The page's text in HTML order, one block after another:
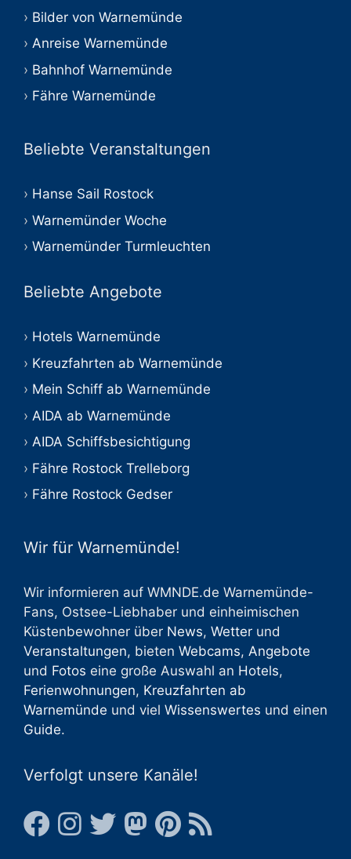
Bilder von Warnemünde
Anreise Warnemünde
Bahnhof Warnemünde
Fähre Warnemünde
Beliebte Veranstaltungen
Hanse Sail Rostock
Warnemünder Woche
Warnemünder Turmleuchten
Beliebte Angebote
Hotels Warnemünde
Kreuzfahrten ab Warnemünde
Mein Schiff ab Warnemünde
AIDA ab Warnemünde
AIDA Schiffsbesichtigung
Fähre Rostock Trelleborg
Fähre Rostock Gedser
Wir für Warnemünde!
Wir informieren auf WMNDE.de Warnemünde-
Fans, Ostsee-Liebhaber und einheimischen
Küstenbewohner über News, Wetter und
Veranstaltungen, bieten Webcams, Angebote
und Fotos eine große Auswahl an Hotels,
Ferienwohnungen, Kreuzfahrten ab
Warnemünde und viel Wissenswertes und einen
Guide.
Verfolgt unsere Kanäle!